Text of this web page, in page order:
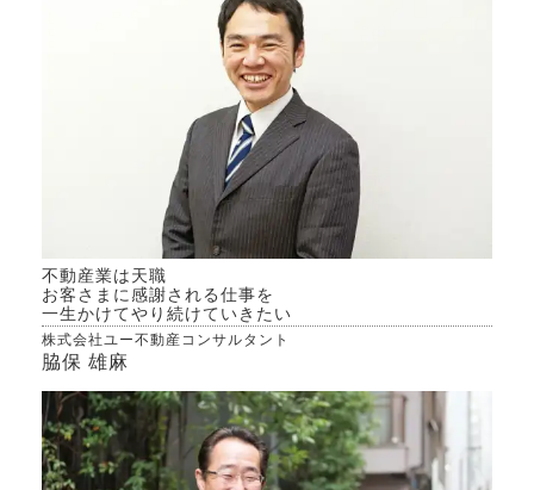
不動産業は天職
お客さまに感謝される仕事を
一生かけてやり続けていきたい
株式会社ユー不動産コンサルタント
脇保 雄麻